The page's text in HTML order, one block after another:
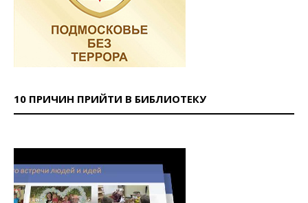
10 ПРИЧИН ПРИЙТИ В БИБЛИОТЕКУ